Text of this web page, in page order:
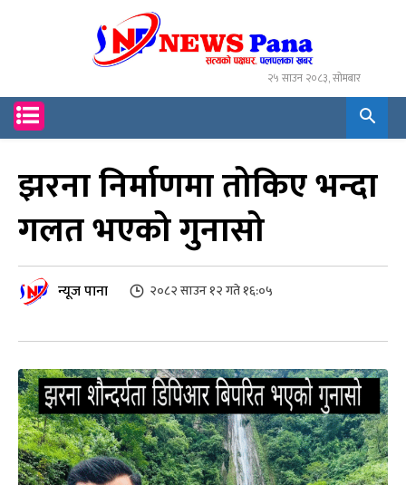
२५ साउन २०८३, सोमबार
झरना निर्माणमा तोकिए भन्दा
गलत भएको गुनासो
न्यूज पाना २०८२ साउन १२ गते १६:०५